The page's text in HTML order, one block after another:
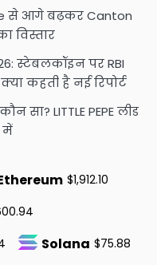
से आगे बढ़कर Canton
विस्तार
स्टेबलकॉइन पर RBI
कहती है नई रिपोर्ट
सा? LITTLE PEPE लीड
में
$1,912.10
Solana $75.88